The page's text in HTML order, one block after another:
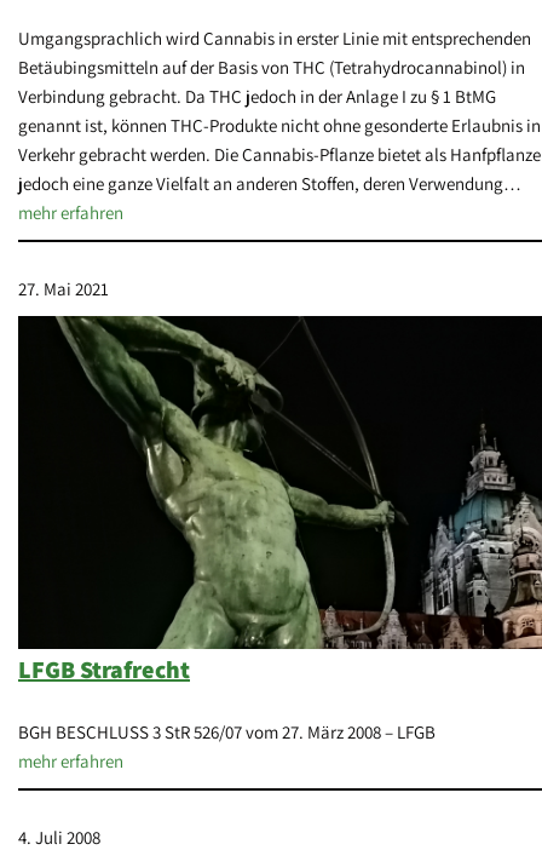
Umgangsprachlich wird Cannabis in erster Linie mit entsprechenden
Betäubingsmitteln auf der Basis von THC (Tetrahydrocannabinol) in
Verbindung gebracht. Da THC jedoch in der Anlage I zu § 1 BtMG
genannt ist, können THC-Produkte nicht ohne gesonderte Erlaubnis in
Verkehr gebracht werden. Die Cannabis-Pflanze bietet als Hanfpflanze
jedoch eine ganze Vielfalt an anderen Stoffen, deren Verwendung…
mehr erfahren
27. Mai 2021
LFGB Strafrecht
BGH BESCHLUSS 3 StR 526/07 vom 27. März 2008 – LFGB
mehr erfahren
4. Juli 2008